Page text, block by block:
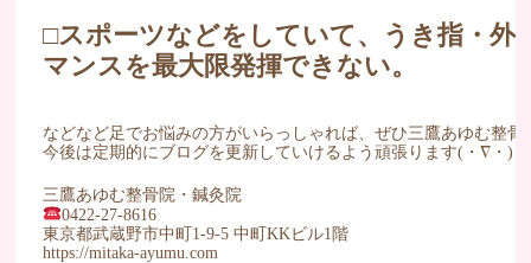
□スポーツなどをしていて、うき指・外
マンスを最大限発揮できない。
などなど足でお悩みの方がいらっしゃれば、ぜひ三鷹あゆむ整骨
今後は定期的にブログを更新していけるよう頑張ります(・∇・)
三鷹あゆむ整骨院・鍼灸院
0422-27-8616
東京都武蔵野市中町1-9-5 中町KKビル1階
https://mitaka-ayumu.com